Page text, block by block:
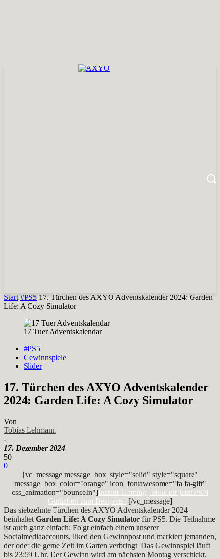
Start #PS5 17. Türchen des AXYO Adventskalender 2024: Garden
Life: A Cozy Simulator
17 Tuer Adventskalendar
#PS5
Gewinnspiele
Slider
17. Türchen des AXYO Adventskalender
2024: Garden Life: A Cozy Simulator
Von
Tobias Lehmann
-
17. Dezember 2024
50
0
[vc_message message_box_style="solid" style="square"
message_box_color="orange" icon_fontawesome="fa fa-gift"
css_animation="bounceIn"]Instant-Gaming | Hole dir jetzt PSN
Guthaben zum Bestpreis! [/vc_message]
Das siebzehnte Türchen des AXYO Adventskalender 2024
beinhaltet Garden Life: A Cozy Simulator für PS5. Die Teilnahme
ist auch ganz einfach: Folgt einfach einem unserer
Socialmediaaccounts, liked den Gewinnpost und markiert jemanden,
der oder die gerne Zeit im Garten verbringt. Das Gewinnspiel läuft
bis 23:59 Uhr. Der Gewinn wird am nächsten Montag verschickt.